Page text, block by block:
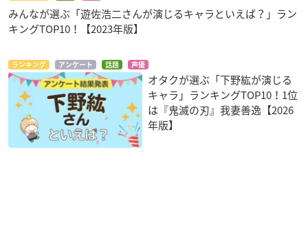
みんなが選ぶ「遊佐浩二さんが演じるキャラといえば？」ラン
キングTOP10！【2023年版】
ランキング アンケート 話題 声優
オタクが選ぶ「下野紘が演じる
キャラ」ランキングTOP10！1位
は『鬼滅の刃』我妻善逸【2026
年版】